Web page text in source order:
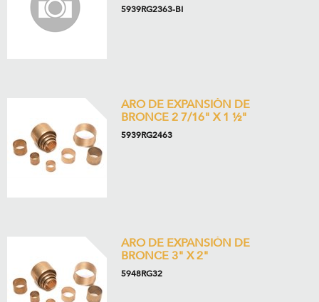
5939RG2363-BI
ARO DE EXPANSIÓN DE
BRONCE 2 7/16" X 1 ½"
5939RG2463
ARO DE EXPANSIÓN DE
BRONCE 3" X 2"
5948RG32